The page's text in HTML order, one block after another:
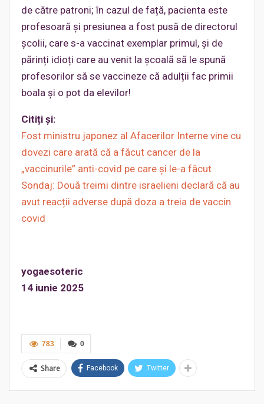
de către patroni; în cazul de față, pacienta este
profesoară și presiunea a fost pusă de directorul
școlii, care s-a vaccinat exemplar primul, și de
părinți idioți care au venit la școală să le spună
profesorilor să se vaccineze că adulții fac primii
boala și o pot da elevilor!
Citiți și:
Fost ministru japonez al Afacerilor Interne vine cu
dovezi care arată că a făcut cancer de la
„vaccinurile” anti-covid pe care și le-a făcut
Sondaj: Două treimi dintre israelieni declară că au
avut reacții adverse după doza a treia de vaccin
covid
yogaesoteric
14 iunie 2025
0
783
Share Facebook Twitter